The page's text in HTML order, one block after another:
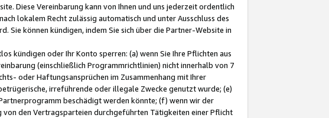
Diese Vereinbarung kann von Ihnen und uns jederzeit ordentlich
lokalem Recht zulässig automatisch und unter Ausschluss des
Sie können kündigen, indem Sie sich über die Partner-Website in
kündigen oder Ihr Konto sperren: (a) wenn Sie Ihre Pflichten aus
(einschließlich Programmrichtlinien) nicht innerhalb von 7
oder Haftungsansprüchen im Zusammenhang mit Ihrer
irreführende oder illegale Zwecke genutzt wurde; (e)
beschädigt werden könnte; (f) wenn wir der
von den Vertragsparteien durchgeführten Tätigkeiten einer Pflicht